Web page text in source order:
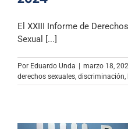
El XXIII Informe de
Sexual [...]
Por Eduardo Unda marzo 18,
derechos sexuales, discriminación,